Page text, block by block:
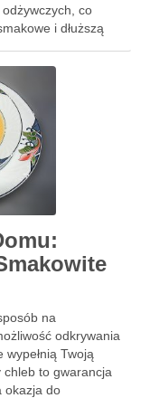
co
i dłuższą
odpowiednich …
na
odkrywania
wypełnią Twoją
chleb to gwarancja
okazja do